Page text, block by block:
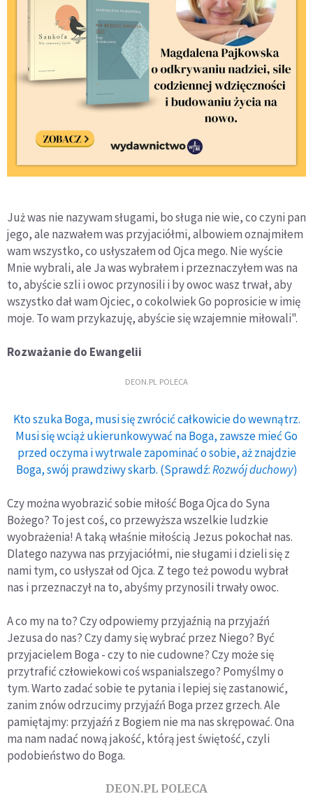
Już was nie nazywam sługami, bo sługa nie wie, co czyni pan
jego, ale nazwałem was przyjaciółmi, albowiem oznajmiłem
wam wszystko, co usłyszałem od Ojca mego. Nie wyście
Mnie wybrali, ale Ja was wybrałem i przeznaczyłem was na
to, abyście szli i owoc przynosili i by owoc wasz trwał, aby
wszystko dał wam Ojciec, o cokolwiek Go poprosicie w imię
moje. To wam przykazuję, abyście się wzajemnie miłowali".
Rozważanie do Ewangelii
DEON.PL POLECA
Kto szuka Boga, musi się zwrócić całkowicie do wewnątrz.
Musi się wciąż ukierunkowywać na Boga, zawsze mieć Go
przed oczyma i wytrwale zapominać o sobie, aż znajdzie
Boga, swój prawdziwy skarb. (Sprawdź:Rozwój duchowy)
Czy można wyobrazić sobie miłość Boga Ojca do Syna
Bożego? To jest coś, co przewyższa wszelkie ludzkie
wyobrażenia! A taką właśnie miłością Jezus pokochał nas.
Dlatego nazywa nas przyjaciółmi, nie sługami i dzieli się z
nami tym, co usłyszał od Ojca. Z tego też powodu wybrał
nas i przeznaczył na to, abyśmy przynosili trwały owoc.
A co my na to? Czy odpowiemy przyjaźnią na przyjaźń
Jezusa do nas? Czy damy się wybrać przez Niego? Być
przyjacielem Boga - czy to nie cudowne? Czy może się
przytrafić człowiekowi coś wspanialszego? Pomyślmy o
tym. Warto zadać sobie te pytania i lepiej się zastanowić,
zanim znów odrzucimy przyjaźń Boga przez grzech. Ale
pamiętajmy: przyjaźń z Bogiem nie ma nas skrępować. Ona
ma nam nadać nową jakość, którą jest świętość, czyli
podobieństwo do Boga.
DEON.PL POLECA